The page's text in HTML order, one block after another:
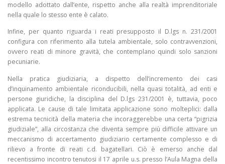
modello adottato dall’ente, rispetto anche alla realtà imprenditoriale
nella quale lo stesso ente è calato.
Infine, per quanto riguarda i reati presupposto il D.lgs n. 231/2001
configura con riferimento alla tutela ambientale, solo contravvenzioni,
ovvero reati di minore gravità, che contemplano quindi solo sanzioni
pecuniarie.
Nella pratica giudiziaria, a dispetto dell’incremento dei casi
d’inquinamento ambientale riconducibili, nella quasi totalità, ad enti e
persone giuridiche, la disciplina del D.lgs 231/2001 è, tuttavia, poco
applicata. Le cause di tale limitata applicazione sono molteplici: dalla
estrema tecnicità della materia che incoraggerebbe una certa “pigrizia
giudiziale”, alla circostanza che diventa sempre più difficile attivare un
meccanismo di accertamento giudiziario certamente complesso e di
rilievo a fronte di reati c.d. bagatellari. Ciò è emerso anche dal
recentissimo incontro tenutosi il 17 aprile u.s. presso l’Aula Magna della